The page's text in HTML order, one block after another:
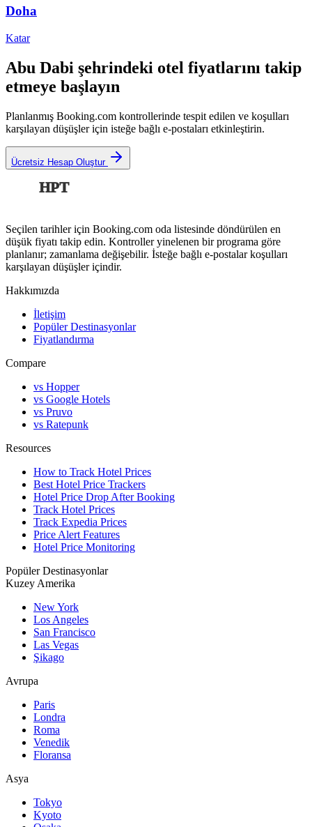
Doha
Katar
Abu Dabi şehrindeki otel fiyatlarını takip
etmeye başlayın
Planlanmış Booking.com kontrollerinde tespit edilen ve koşulları
karşılayan düşüşler için isteğe bağlı e-postaları etkinleştirin.
Ücretsiz Hesap Oluştur
HPT
Seçilen tarihler için Booking.com oda listesinde döndürülen en
düşük fiyatı takip edin. Kontroller yinelenen bir programa göre
planlanır; zamanlama değişebilir. İsteğe bağlı e-postalar koşulları
karşılayan düşüşler içindir.
Hakkımızda
İletişim
Popüler Destinasyonlar
Fiyatlandırma
Compare
vs Hopper
vs Google Hotels
vs Pruvo
vs Ratepunk
Resources
How to Track Hotel Prices
Best Hotel Price Trackers
Hotel Price Drop After Booking
Track Hotel Prices
Track Expedia Prices
Price Alert Features
Hotel Price Monitoring
Popüler Destinasyonlar
Kuzey Amerika
New York
Los Angeles
San Francisco
Las Vegas
Şikago
Avrupa
Paris
Londra
Roma
Venedik
Floransa
Asya
Tokyo
Kyoto